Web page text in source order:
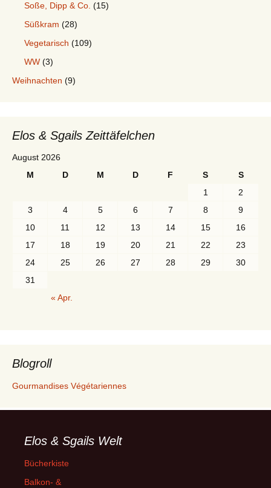
Soße, Dipp & Co. (15)
Süßkram (28)
Vegetarisch (109)
WW (3)
Weihnachten (9)
Elos & Sgails Zeittäfelchen
August 2026
M
D M D F S
S
1
2
3
4 5 6 7 8
9
10
11 12 13 14 15
16
17
18 19 20 21 22
23
24
25 26 27 28 29
30
31
« Apr.
Blogroll
Gourmandises Végétariennes
Elos & Sgails Welt
Bücherkiste
Balkon- &